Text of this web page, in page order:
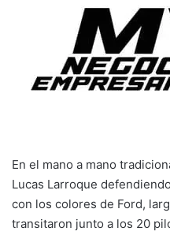
En el mano a mano
Lucas Larroque
con los colores de Ford,
transitaron junto a los 20